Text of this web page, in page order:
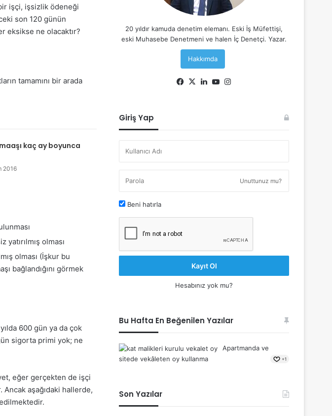
işçi, işsizlik ödeneği
son 120 günün
eksikse ne olacaktır?
tamamını bir arada
kaç ay boyunca
2016
olması
olması (İşkur bu
bağlandığını görmek
600 gün ya da çok
sigorta primi yok; ne
eğer gerçekten de işçi
Ancak aşağıdaki hallerde,
20 yıldır kamuda denetim elemanı. Eski İş Müfettişi,
eski Muhasebe Denetmeni ve halen İç Denetçi. Yazar.
Hakkımda
Facebook
X LinkedInYouTube
Giriş Yap
Unuttunuz mu?
Beni hatırla
Kayıt Ol
Hesabınız yok mu?
Bu Hafta En Beğenilen Yazılar
Apartmanda ve
sitede vekâleten oy kullanma
+1
Son Yazılar